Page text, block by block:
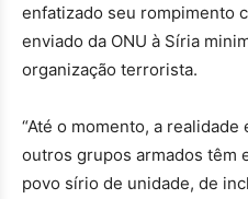
enfatizado seu rompimento
enviado da ONU à Síria
organização terrorista.
“Até o momento, a
outros grupos armados têm
povo sírio de unidade, de